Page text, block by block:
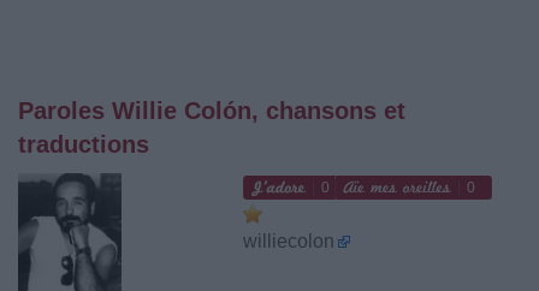
Paroles Willie Colón, chansons et
traductions
0 0
williecolon